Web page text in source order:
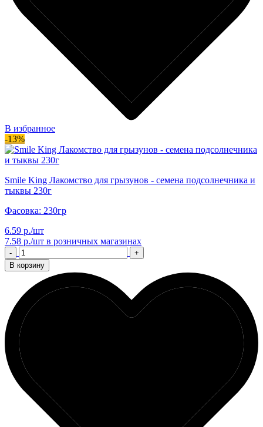
В избранное
-13%
Smile King Лакомство для грызунов - семена подсолнечника и
тыквы 230г
Фасовка: 230гр
6.59 р./шт
7.58 р./шт в розничных магазинах
-
+
В корзину